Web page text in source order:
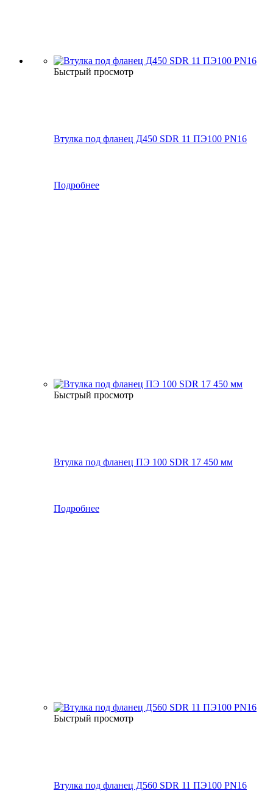
Быстрый просмотр
Втулка под фланец Д450 SDR 11 ПЭ100 PN16
Подробнее
Быстрый просмотр
Втулка под фланец ПЭ 100 SDR 17 450 мм
Подробнее
Быстрый просмотр
Втулка под фланец Д560 SDR 11 ПЭ100 PN16